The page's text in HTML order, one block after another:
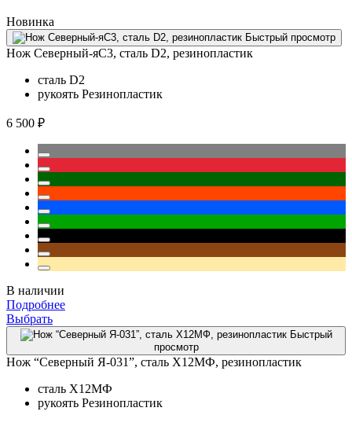
Новинка
Быстрый просмотр
Нож Северный-яС3, сталь D2, резинопластик
сталь D2
рукоять Резинопластик
6 500 ₽
В наличии
Подробнее
Выбрать
Быстрый
просмотр
Нож “Северный Я-031”, сталь Х12МФ, резинопластик
сталь Х12МФ
рукоять Резинопластик